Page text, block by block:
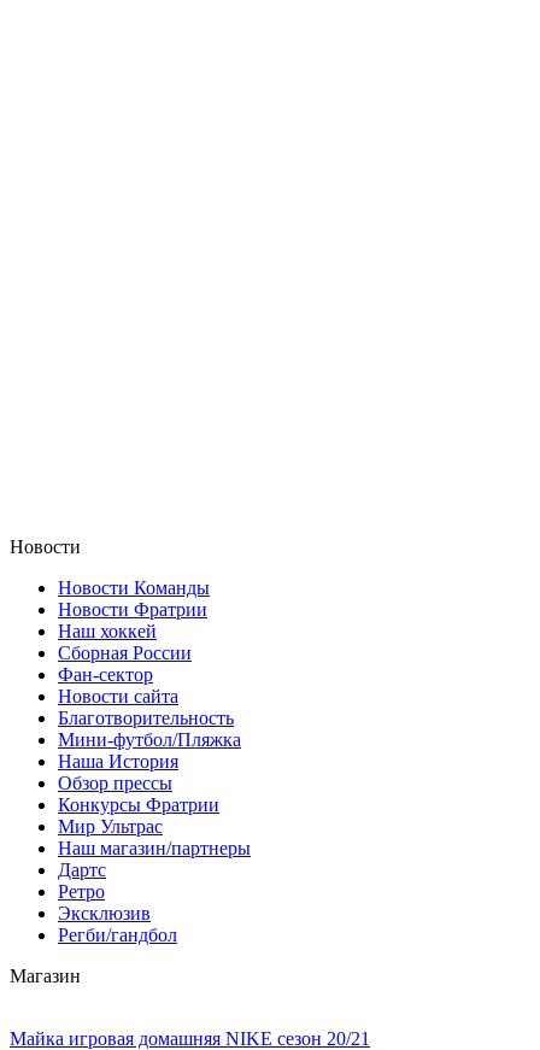
Новости
Новости Команды
Новости Фратрии
Наш хоккей
Сборная России
Фан-cектор
Новости сайта
Благотворительность
Мини-футбол/Пляжка
Наша История
Обзор прессы
Конкурсы Фратрии
Мир Ультрас
Наш магазин/партнеры
Дартс
Ретро
Эксклюзив
Регби/гандбол
Магазин
Майка игровая домашняя NIKE сезон 20/21